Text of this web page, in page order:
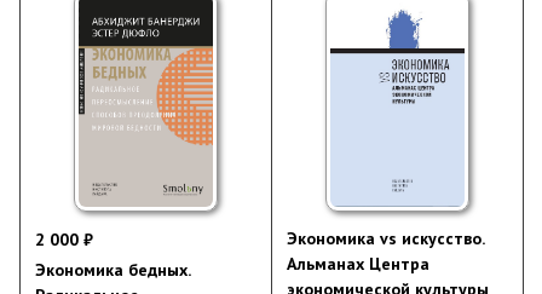
2 000 ₽
Экономика бедных.
Экономика vs искусство.
Альманах Центра
экономической культуры